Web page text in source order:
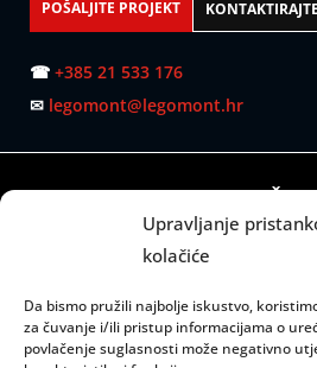
Upravljanje
kolačiće
Da bismo pružili najbolje iskustvo,
za čuvanje i/ili pristup informacijama o
povlačenje suglasnosti može negativno
POŠALJITE PROJEKT
☎ +385 21 533 176
✉ legomont@legomont.hr
SJEDIŠTE:
Mažuranićevo
RADNO
Ponedjeljak – petak: